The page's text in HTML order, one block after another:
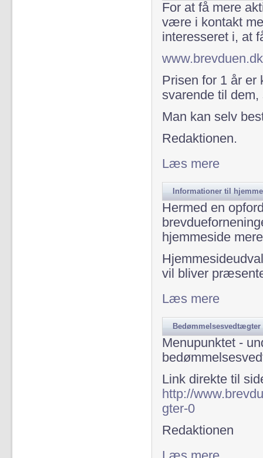
For at få mere
være i kontakt
interesseret i, at
www.brevduen.dk
Prisen for 1 år er
svarende til
Man kan selv
Redaktionen.
Læs mere
Informationer til
Hermed en
hjemmeside
vil bliver
Læs mere
Menupunktet -
Link direkte til
http://
gter-0
Redaktionen